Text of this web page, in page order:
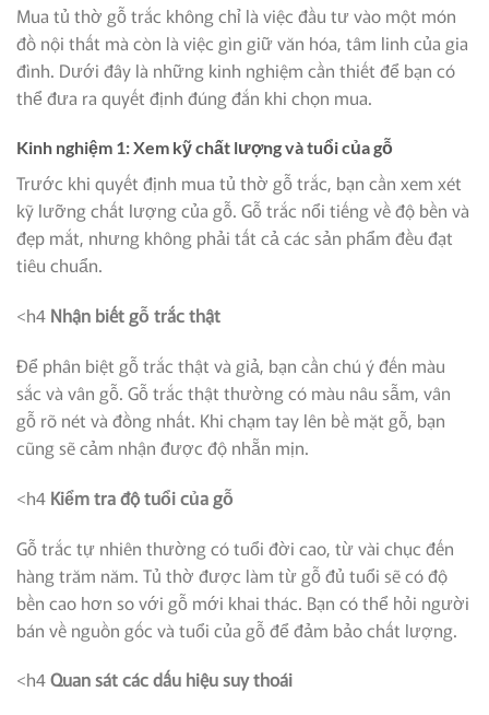
Mua tủ thờ gỗ trắc không chỉ là việc đầu tư vào một món
đồ nội thất mà còn là việc gìn giữ văn hóa, tâm linh của gia
đình. Dưới đây là những kinh nghiệm cần thiết để bạn có
thể đưa ra quyết định đúng đắn khi chọn mua.
Kinh nghiệm 1: Xem kỹ chất lượng và tuổi của gỗ
Trước khi quyết định mua tủ thờ gỗ trắc, bạn cần xem xét
kỹ lưỡng chất lượng của gỗ. Gỗ trắc nổi tiếng về độ bền và
đẹp mắt, nhưng không phải tất cả các sản phẩm đều đạt
tiêu chuẩn.
<h4 Nhận biết gỗ trắc thật
Để phân biệt gỗ trắc thật và giả, bạn cần chú ý đến màu
sắc và vân gỗ. Gỗ trắc thật thường có màu nâu sẫm, vân
gỗ rõ nét và đồng nhất. Khi chạm tay lên bề mặt gỗ, bạn
cũng sẽ cảm nhận được độ nhẵn mịn.
<h4 Kiểm tra độ tuổi của gỗ
Gỗ trắc tự nhiên thường có tuổi đời cao, từ vài chục đến
hàng trăm năm. Tủ thờ được làm từ gỗ đủ tuổi sẽ có độ
bền cao hơn so với gỗ mới khai thác. Bạn có thể hỏi người
bán về nguồn gốc và tuổi của gỗ để đảm bảo chất lượng.
<h4Quan sát các dấu hiệu suy thoái